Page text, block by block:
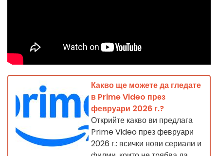
Какво ще можете да гледате
в Prime Video през
февруари 2026 г.?
Открийте какво ви предлага
Prime Video през февруари
2026 г.: всички нови сериали и